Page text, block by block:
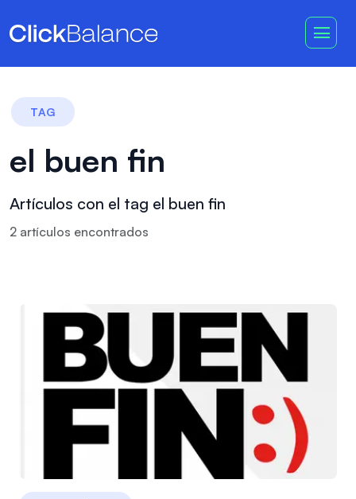
TAG
el buen fin
Artículos con el tag el buen fin
2 artículos encontrados